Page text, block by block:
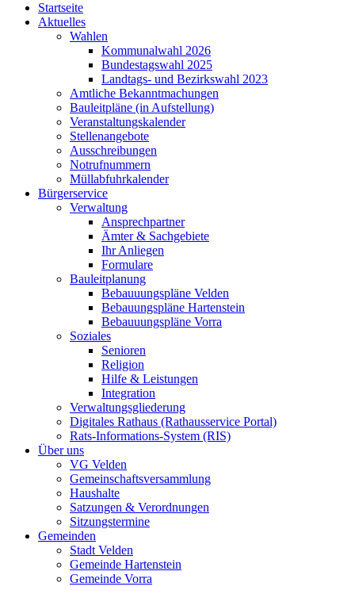
Startseite
Aktuelles
Wahlen
Kommunalwahl 2026
Bundestagswahl 2025
Landtags- und Bezirkswahl 2023
Amtliche Bekanntmachungen
Bauleitpläne (in Aufstellung)
Veranstaltungskalender
Stellenangebote
Ausschreibungen
Notrufnummern
Müllabfuhrkalender
Bürgerservice
Verwaltung
Ansprechpartner
Ämter & Sachgebiete
Ihr Anliegen
Formulare
Bauleitplanung
Bebauuungspläne Velden
Bebauungspläne Hartenstein
Bebauuungspläne Vorra
Soziales
Senioren
Religion
Hilfe & Leistungen
Integration
Verwaltungsgliederung
Digitales Rathaus (Rathausservice Portal)
Rats-Informations-System (RIS)
Über uns
VG Velden
Gemeinschaftsversammlung
Haushalte
Satzungen & Verordnungen
Sitzungstermine
Gemeinden
Stadt Velden
Gemeinde Hartenstein
Gemeinde Vorra